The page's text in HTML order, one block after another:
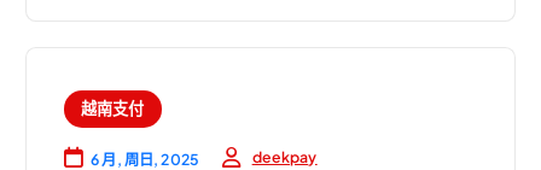
越南支付
6 月, 周日, 2025 deekpay